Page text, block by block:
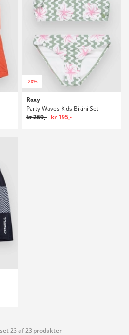
-28%
Roxy
Party Waves Kids Bikini Set
kr 269,- kr 195,-
23 af 23 produkter